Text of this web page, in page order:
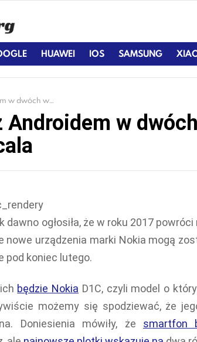
HUAWEI IOS SAMSUNG
– 5 cali i 5.5-cala
Androidem w
dawno ogłosiła, że w roku 2017
nowe urządzenia marki Nokia mogą
pod koniec lutego.
będzie Nokia D1C, czyli model o
możemy się spodziewać, że
Doniesienia mówiły, że smartfon